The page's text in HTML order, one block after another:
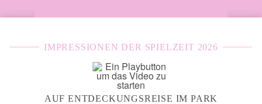
IMPRESSIONEN DER SPIELZEIT 2026
AUF ENTDECKUNGSREISE IM PARK